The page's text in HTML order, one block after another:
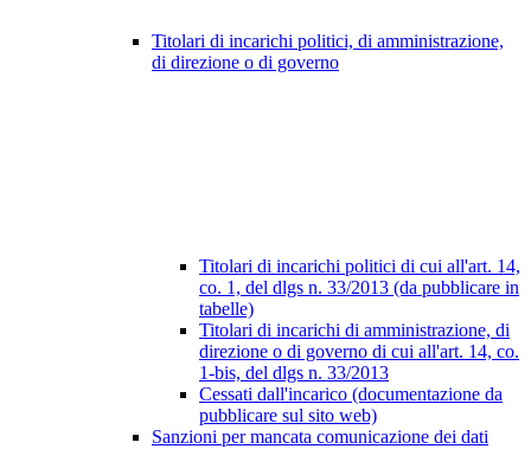
Titolari di incarichi politici, di amministrazione,
di direzione o di governo
Titolari di incarichi politici di cui all'art. 14,
co. 1, del dlgs n. 33/2013 (da pubblicare in
tabelle)
Titolari di incarichi di amministrazione, di
direzione o di governo di cui all'art. 14, co.
1-bis, del dlgs n. 33/2013
Cessati dall'incarico (documentazione da
pubblicare sul sito web)
Sanzioni per mancata comunicazione dei dati